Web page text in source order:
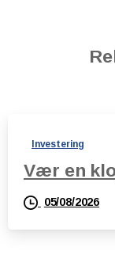
Investering
Vær en
05/08/2026